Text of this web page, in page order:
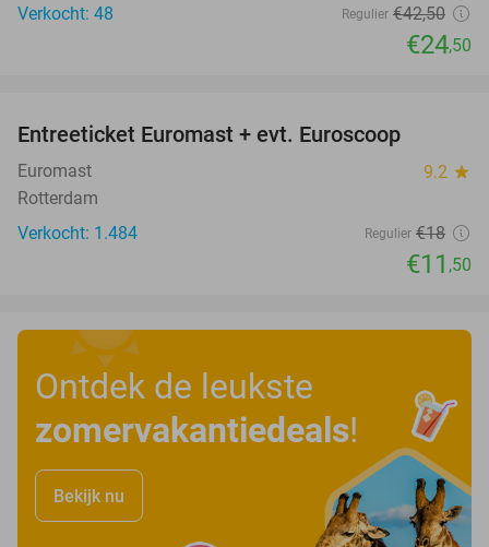
Verkocht: 48
Regulier €42,50
€24,50
Entreeticket Euromast + evt. Euroscoop
Euromast 9.2 star
Rotterdam
Verkocht: 1.484
Regulier €18
€11 ,50
Ontdek de leukste
zomervakantiedeals!
Bekijk nu